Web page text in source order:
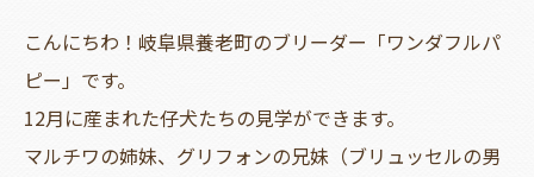
こんにちわ！岐阜県養老町のブリーダー「ワンダフルパ
ピー」です。
12月に産まれた仔犬たちの見学ができます。
マルチワの姉妹、グリフォンの兄妹（ブリュッセルの男